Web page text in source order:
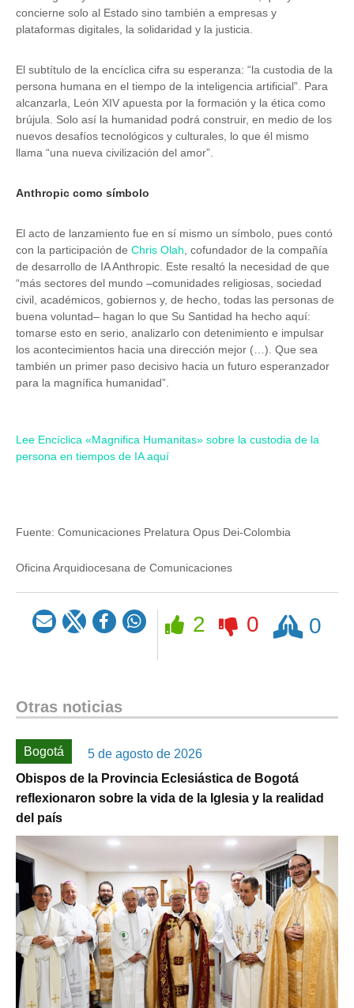
concierne solo al Estado sino también a empresas y
plataformas digitales, la solidaridad y la justicia.
El subtítulo de la encíclica cifra su esperanza: “la custodia de la
persona humana en el tiempo de la inteligencia artificial”. Para
alcanzarla, León XIV apuesta por la formación y la ética como
brújula. Solo así la humanidad podrá construir, en medio de los
nuevos desafíos tecnológicos y culturales, lo que él mismo
llama “una nueva civilización del amor”.
Anthropic como símbolo
El acto de lanzamiento fue en sí mismo un símbolo, pues contó
con la participación de Chris Olah , cofundador de la compañía
de desarrollo de IA Anthropic. Este resaltó la necesidad de que
“más sectores del mundo –comunidades religiosas, sociedad
civil, académicos, gobiernos y, de hecho, todas las personas de
buena voluntad– hagan lo que Su Santidad ha hecho aquí:
tomarse esto en serio, analizarlo con detenimiento e impulsar
los acontecimientos hacia una dirección mejor (…). Que sea
también un primer paso decisivo hacia un futuro esperanzador
para la magnífica humanidad”.
Lee Encíclica «Magnifica Humanitas» sobre la custodia de la
persona en tiempos de IA aquí
Fuente: Comunicaciones Prelatura Opus Dei-Colombia
Oficina Arquidiocesana de Comunicaciones
2 0
Rezar 0
Otras noticias
Bogotá
5 de agosto de 2026
Obispos de la Provincia Eclesiástica de Bogotá
reflexionaron sobre la vida de la Iglesia y la realidad
del país